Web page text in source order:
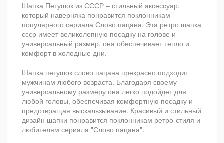
Шапка Петушок из СССР – стильный аксессуар,
который наверняка понравится поклонникам
популярного сериала Слово пацана. Эта ретро шапка
ссср имеет великолепную посадку на голове и
универсальный размер, она обеспечивает тепло и
комфорт в холодные дни.
Шапка петушок слово пацана прекрасно подходит
мужчинам любого возраста. Благодаря своему
универсальному размеру она легко подойдет для
любой головы, обеспечивая комфортную посадку и
предотвращая выскальзывание. Красивый и стильный
дизайн шапки понравится поклонникам ретро-стиля и
любителям сериала "Слово пацана".